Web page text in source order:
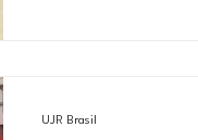
UJR Brasil